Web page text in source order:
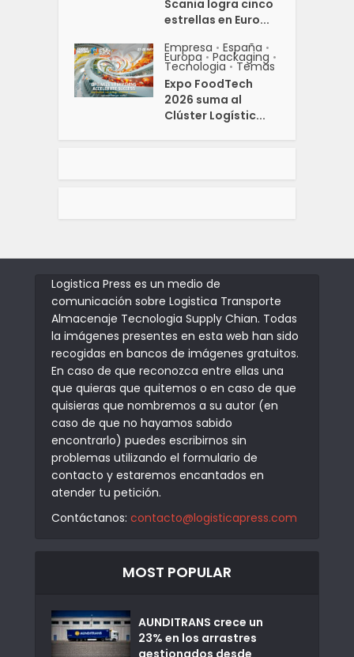
Scania logra cinco
estrellas en Euro...
Empresa • España •
Europa • Packaging •
Tecnologia • Temas
Expo FoodTech
2026 suma al
Clúster Logístic...
Logistica Press es un medio de
comunicación sobre Logistica Transporte
Almacenaje Tecnologia Supply Chian. Todas
la imágenes presentes en esta web han sido
recogidas en bancos de imágenes gratuitos.
En caso de que reconozca entre ellas una
que quieras que quitemos o en caso de que
quisieras que nombremos a su autor (en
caso de que no hayamos sabido
encontrarlo) puedes escribirnos sin
problemas utilizando el formulario de
contacto y estaremos encantados en
atender tu petición.
Contáctanos: contacto@logisticapress.com
MOST POPULAR
AUNDITRANS crece un
23% en los arrastres
gestionados desde